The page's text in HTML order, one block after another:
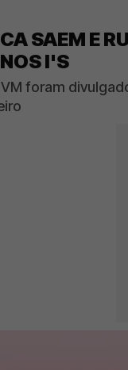
SAEM E
I'S
foram